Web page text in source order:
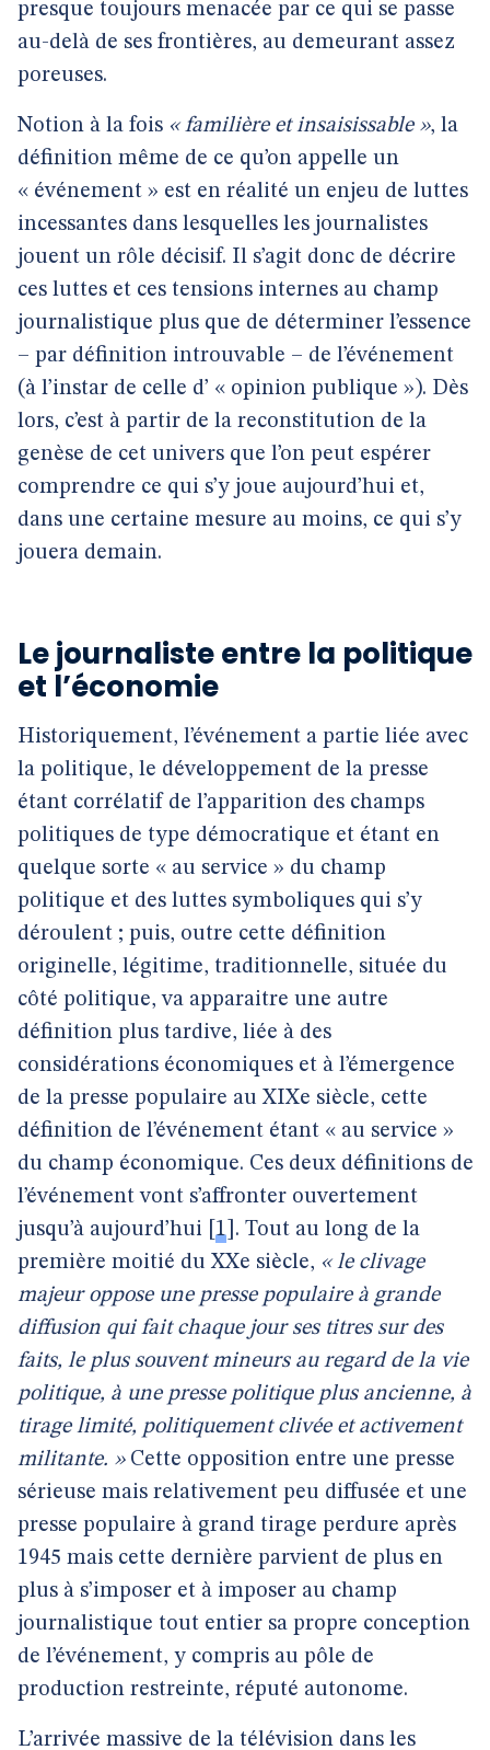
presque toujours menacée par ce qui se passe
au-delà de ses frontières, au demeurant assez
poreuses.
Notion à la fois « familière et insaisissable », la
définition même de ce qu’on appelle un
« événement » est en réalité un enjeu de luttes
incessantes dans lesquelles les journalistes
jouent un rôle décisif. Il s’agit donc de décrire
ces luttes et ces tensions internes au champ
journalistique plus que de déterminer l’essence
– par définition introuvable – de l’événement
(à l’instar de celle d’ « opinion publique »). Dès
lors, c’est à partir de la reconstitution de la
genèse de cet univers que l’on peut espérer
comprendre ce qui s’y joue aujourd’hui et,
dans une certaine mesure au moins, ce qui s’y
jouera demain.
Le journaliste entre la politique
et l’économie
Historiquement, l’événement a partie liée avec
la politique, le développement de la presse
étant corrélatif de l’apparition des champs
politiques de type démocratique et étant en
quelque sorte « au service » du champ
politique et des luttes symboliques qui s’y
déroulent ; puis, outre cette définition
originelle, légitime, traditionnelle, située du
côté politique, va apparaitre une autre
définition plus tardive, liée à des
considérations économiques et à l’émergence
de la presse populaire au XIXe siècle, cette
définition de l’événement étant « au service »
du champ économique. Ces deux définitions de
l’événement vont s’affronter ouvertement
jusqu’à aujourd’hui
1 . Tout au long de la
première moitié du XXe siècle, « le clivage
majeur oppose une presse populaire à grande
diffusion qui fait chaque jour ses titres sur des
faits, le plus souvent mineurs au regard de la vie
politique, à une presse politique plus ancienne, à
tirage limité, politiquement clivée et activement
militante. »Cette opposition entre une presse
sérieuse mais relativement peu diffusée et une
presse populaire à grand tirage perdure après
1945 mais cette dernière parvient de plus en
plus à s’imposer et à imposer au champ
journalistique tout entier sa propre conception
de l’événement, y compris au pôle de
production restreinte, réputé autonome.
L’arrivée massive de la télévision dans les